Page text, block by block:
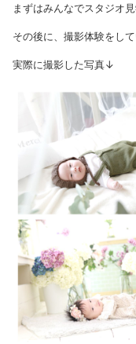
まずはみんなでスタジオ見
その後に、撮影体験をして
実際に撮影した写真↓